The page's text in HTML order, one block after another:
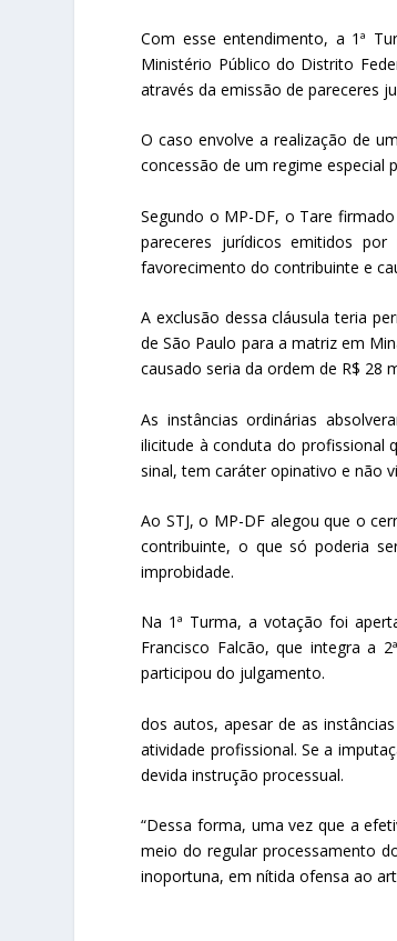
Com esse entendimento, a 1ª
Ministério Público do Distrito
através da emissão de pareceres
O caso envolve a realização de
concessão de um regime especial
Segundo o MP-DF, o Tare
pareceres jurídicos emitidos
favorecimento do contribuinte e
A exclusão dessa cláusula teria
de São Paulo para a matriz em
causado seria da ordem de R$ 28
As instâncias ordinárias
ilicitude à conduta do profissional
sinal, tem caráter opinativo e não
Ao STJ, o MP-DF alegou que o
contribuinte, o que só poderia
improbidade.
Na 1ª Turma, a votação foi
Francisco Falcão, que integra a
participou do julgamento.
dos autos, apesar de as
atividade profissional. Se a
devida instrução processual.
“Dessa forma, uma vez que a
meio do regular processamento
inoportuna, em nítida ofensa ao